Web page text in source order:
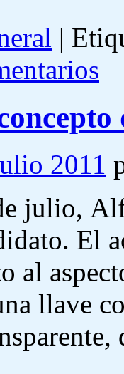
|
2011
julio,
El
al
llave